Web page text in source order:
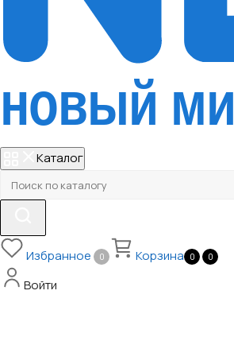
Каталог
Избранное 0 Корзина 0 0
Войти